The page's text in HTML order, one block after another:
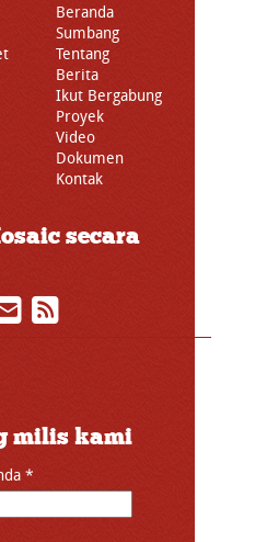
Beranda
Sumbang
Tentang
Berita
Ikut Bergabung
Proyek
Video
Dokumen
Kontak
secara
milis kami
*